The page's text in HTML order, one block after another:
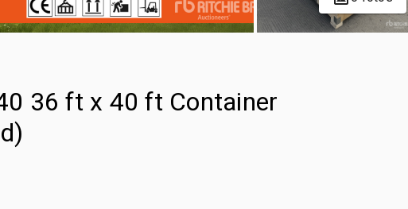
36 ft x 40 ft Container